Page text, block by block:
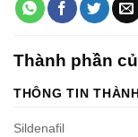
Thành phần
THÔNG TIN
Sildenafil